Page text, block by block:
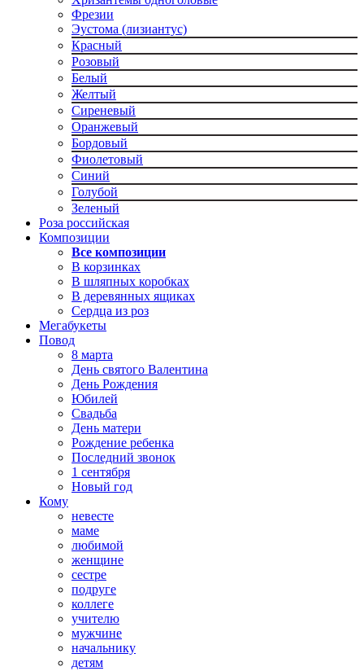
Фрезии
Эустома (лизиантус)
Красный
Розовый
Белый
Желтый
Сиреневый
Оранжевый
Бордовый
Фиолетовый
Синий
Голубой
Зеленый
Роза российская
Композиции
Все композиции
В корзинках
В шляпных коробках
В деревянных ящиках
Сердца из роз
Мегабукеты
Повод
8 марта
День святого Валентина
День Рождения
Юбилей
Свадьба
День матери
Рождение ребенка
Последний звонок
1 сентября
Новый год
Кому
невесте
маме
любимой
женщине
сестре
подруге
коллеге
учителю
мужчине
начальнику
детям